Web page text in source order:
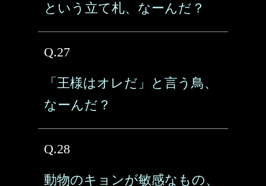
という立て札、なーんだ？
Q.27
「王様はオレだ」と言う鳥、
なーんだ？
Q.28
動物のキョンが敏感なもの、